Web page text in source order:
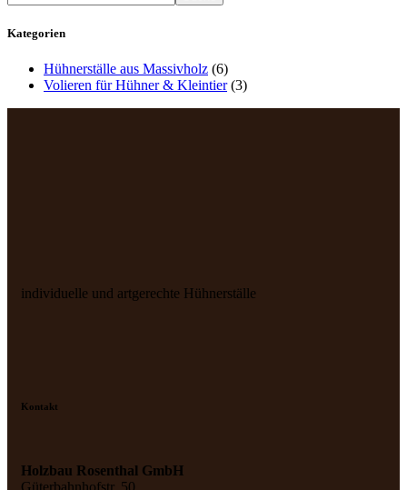
Kategorien
Hühnerställe aus Massivholz (6)
Volieren für Hühner & Kleintier (3)
individuelle und artgerechte Hühnerställe
Kontakt
Holzbau Rosenthal GmbH
Güterbahnhofstr. 50